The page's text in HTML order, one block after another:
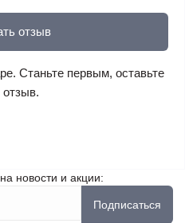
отзыв
Станьте первым, оставьте
отзыв.
новости и акции:
Подписаться